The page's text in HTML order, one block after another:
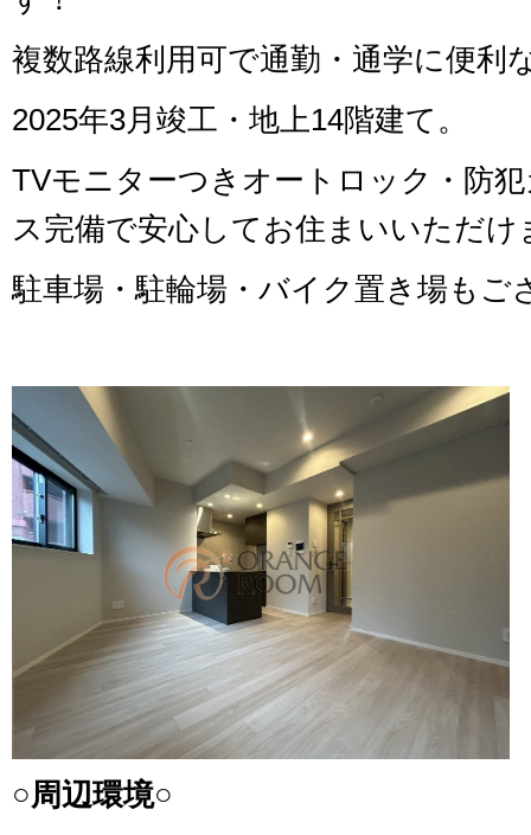
複数路線利用可で通勤・通学に便利
2025年3月竣工・地上14階建て。
TVモニターつきオートロック・防
ス完備で安心してお住まいいただけ
駐車場・駐輪場・バイク置き場もご
○周辺環境○